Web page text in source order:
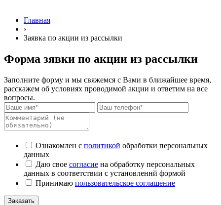
Главная
›
Заявка по акции из рассылки
Форма зявки по акции из рассылки
Заполните форму и мы свяжемся с Вами в ближайшее время,
расскажем об условиях проводимой акции и ответим на все
вопросы.
Ознакомлен с политикой обработки персональных
данных
Даю свое согласие на обработку персональных
данных в соответствии с установленнй формой
Принимаю пользовательское соглашение
Заказать